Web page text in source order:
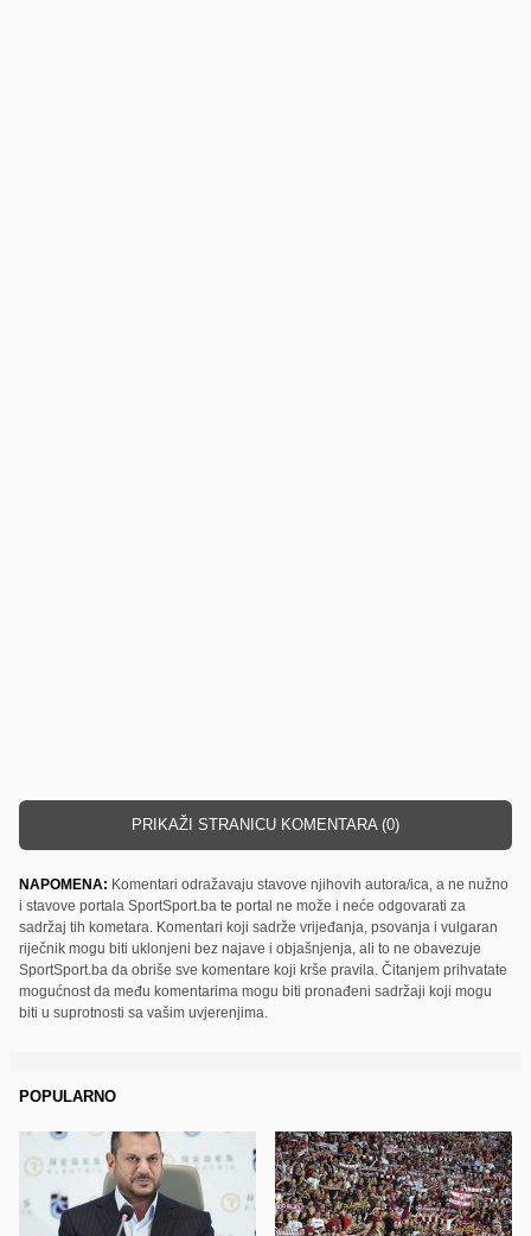
PRIKAŽI STRANICU KOMENTARA (0)
NAPOMENA: Komentari odražavaju stavove njihovih autora/ica, a ne nužno
i stavove portala SportSport.ba te portal ne može i neće odgovarati za
sadržaj tih kometara. Komentari koji sadrže vrijeđanja, psovanja i vulgaran
riječnik mogu biti uklonjeni bez najave i objašnjenja, ali to ne obavezuje
SportSport.ba da obriše sve komentare koji krše pravila. Čitanjem prihvatate
mogućnost da među komentarima mogu biti pronađeni sadržaji koji mogu
biti u suprotnosti sa vašim uvjerenjima.
POPULARNO